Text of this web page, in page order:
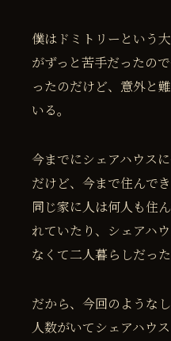
僕はドミトリーという
がずっと苦手だったの
ったのだけど、意外と
いる。
今までにシェアハウス
だけど、今まで住んで
同じ家に人は何人も住
れていたり、シェアハ
なくて二人暮らしだった
だから、今回のような
人数がいてシェアハウ